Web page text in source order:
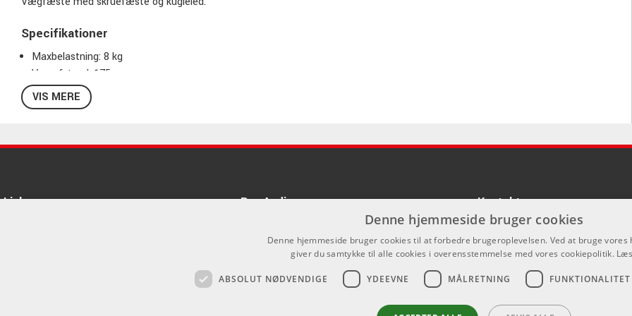
Specifikationer
Maxbelastning: 8 kg
Vægafstand: 175 mm
Vægplade: 95 x 80 mm
Vægt: 0,7 kg
VIS MERE
Links Pro Audio Kontakt
Som privatperson kan du ikke købe på
hjemmeside, alt salg foregår gennem
info@emnordic.dk
Denne hjemmeside bruger cookies
Denne hjemmeside bruger cookies til at forbedre brugeroplevelsen. Ved at bruge vores
giver du samtykke til alle cookies i overensstemmelse med vores cookiepolitik.
ABSOLUT NØDVENDIGE YDEEVNE MÅLRETNING FUNKTIONALITET